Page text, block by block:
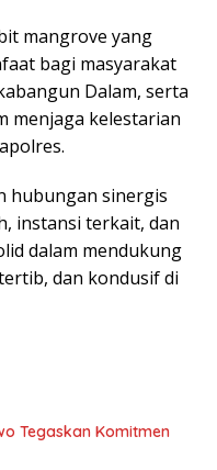
mangrove yang
bagi masyarakat
Dalam, serta
menjaga kelestarian
hubungan sinergis
instansi terkait, dan
dalam mendukung
dan kondusif di
Tegaskan Komitmen